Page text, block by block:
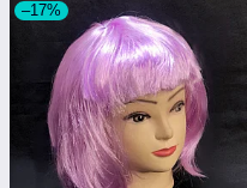
–17%